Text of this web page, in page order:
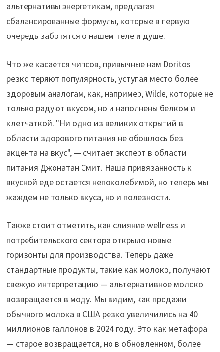
альтернативы энергетикам, предлагая
сбалансированные формулы, которые в первую
очередь заботятся о нашем теле и душе.
Что же касается чипсов, привычные нам Doritos
резко теряют популярность, уступая место более
здоровым аналогам, как, например, Wilde, которые не
только радуют вкусом, но и наполнены белком и
клетчаткой. "Ни одно из великих открытий в
области здорового питания не обошлось без
акцента на вкус", — считает эксперт в области
питания Джонатан Смит. Наша привязанность к
вкусной еде остается непоколебимой, но теперь мы
жаждем не только вкуса, но и полезности.
Также стоит отметить, как слияние wellness и
потребительского сектора открыло новые
горизонты для производства. Теперь даже
стандартные продукты, такие как молоко, получают
свежую интерпретацию — альтернативное молоко
возвращается в моду. Мы видим, как продажи
обычного молока в США резко увеличились на 40
миллионов галлонов в 2024 году. Это как метафора
— старое возвращается, но в обновленном, более